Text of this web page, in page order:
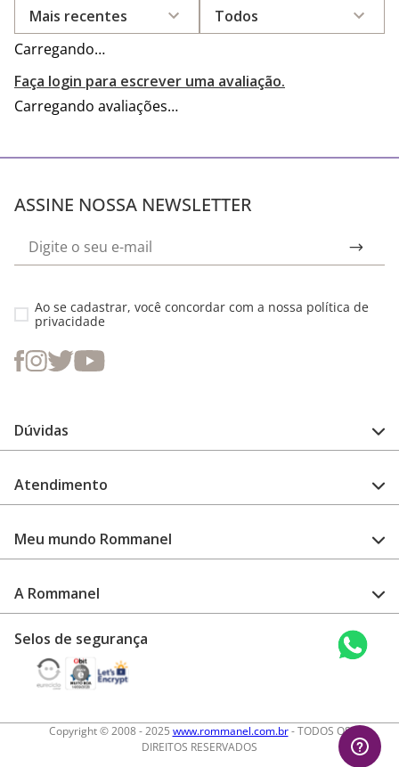
Carregando…
Faça login para escrever uma avaliação.
Mais recentes Todos
Carregando avaliações…
ASSINE NOSSA NEWSLETTER
Ao se cadastrar, você concordar com a nossa política de
privacidade
Dúvidas
Guia de medidas
Como configurar meu relógio
Garantia
Atendimento
Encontre uma loja
Meu mundo Rommanel
Revenda Rommanel
A Rommanel
Trabalhe conosco
Termos de uso
Diretos autorais
Selos de segurança
Copyright © 2008 - 2025 www.rommanel.com.br- TODOS OS
DIREITOS RESERVADOS